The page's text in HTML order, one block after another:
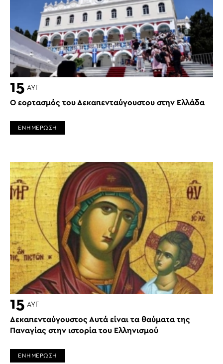
15 ΑΥΓ
Ο εορτασμός του Δεκαπενταύγουστου στην Ελλάδα
ΕΝΗΜΕΡΩΣΗ
15 ΑΥΓ
Δεκαπενταύγουστος Αυτά είναι τα θαύματα της
Παναγίας στην ιστορία του Ελληνισμού
ΕΝΗΜΕΡΩΣΗ